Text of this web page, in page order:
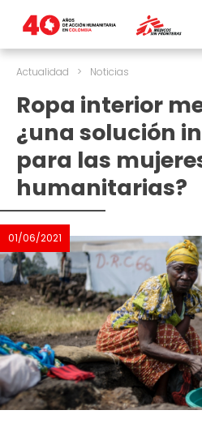
Actualidad > Noticias
Ropa interior
¿una solución
para las
humanitarias?
01/06/2021